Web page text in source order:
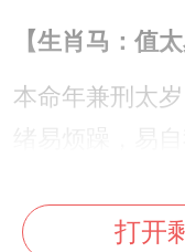
【生肖马：值
本命年兼刑太
凡事谋定而后
【生肖羊：六
打开